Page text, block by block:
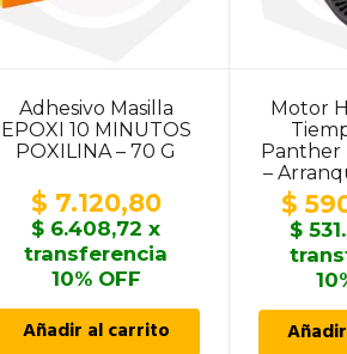
Adhesivo Masilla
EPOXI 10 MINUTOS
POXILINA – 70 G
$ 7.120,80
$ 6.408,72 x
transferencia
10% OFF
Añadir al carrito
Motor
Panther
–
/
$
$